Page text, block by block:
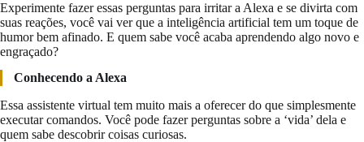
Experimente fazer essas perguntas para irritar a Alexa e se divirta com
suas reações, você vai ver que a inteligência artificial tem um toque de
humor bem afinado. E quem sabe você acaba aprendendo algo novo e
engraçado?
Conhecendo a Alexa
Essa assistente virtual tem muito mais a oferecer do que simplesmente
executar comandos. Você pode fazer perguntas sobre a ‘vida’ dela e
quem sabe descobrir coisas curiosas.